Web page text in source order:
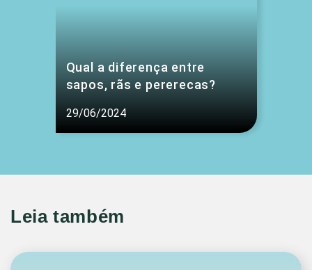
Qual a diferença entre
sapos, rãs e pererecas?
29/06/2024
Leia também